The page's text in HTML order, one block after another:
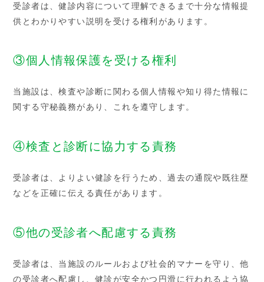
受診者は、健診内容について理解できるまで十分な情報提
供とわかりやすい説明を受ける権利があります。
③個人情報保護を受ける権利
当施設は、検査や診断に関わる個人情報や知り得た情報に
関する守秘義務があり、これを遵守します。
④検査と診断に協力する責務
受診者は、よりよい健診を行うため、過去の通院や既往歴
などを正確に伝える責任があります。
⑤他の受診者へ配慮する責務
受診者は、当施設のルールおよび社会的マナーを守り、他
の受診者へ配慮し、健診が安全かつ円滑に行われるよう協